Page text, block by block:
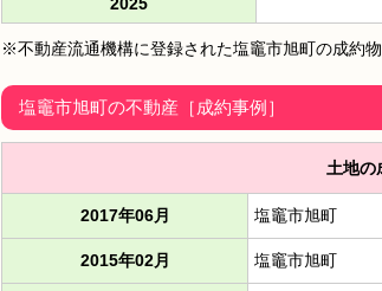
※不動産流通機構に登録された塩竈市旭町の成約
塩竈市旭町の不動産［成約事例］
土地の
2017年06月 塩竈市旭町
2015年02月 塩竈市旭町